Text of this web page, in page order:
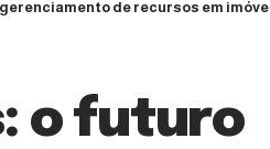
de recursos em imóveis verdes
o futuro